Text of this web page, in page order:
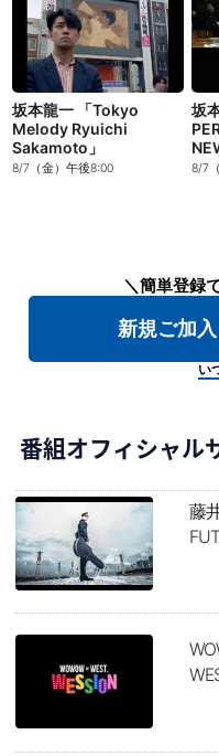
坂本龍一 「Tokyo
Melody Ryuichi
Sakamoto」
8/7（金）午後8:00
坂
8/7
＼簡単登録
新規ご加
い
番組オフィシャル
藤